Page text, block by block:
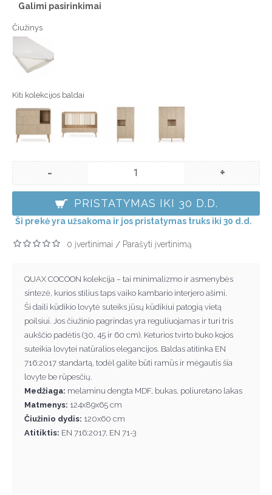
Galimi pasirinkimai
Čiužinys
Kiti kolekcijos baldai
- +
PRISTATYMAS IKI 30 D.D.
Ši prekė yra užsakoma ir jos pristatymas truks iki 30 d.d.
0 įvertinimai / Parašyti įvertinimą
QUAX COCOON kolekcija – tai minimalizmo ir asmenybės
sintezė, kurios stilius taps vaiko kambario interjero ašimi.
Ši daili kūdikio lovytė suteiks jūsų kūdikiui patogią vietą
poilsiui. Jos čiužinio pagrindas yra reguliuojamas ir turi tris
aukščio padėtis (30, 45 ir 60 cm). Keturios tvirto buko kojos
suteikia lovytei natūralios elegancijos. Baldas atitinka EN
716:2017 standartą, todėl galite būti ramūs ir mėgautis šia
lovyte be rūpesčių.
Medžiaga: melaminu dengta MDF, bukas, poliuretano lakas
Matmenys: 124x89x65 cm
Čiužinio dydis: 120x60 cm
Atitiktis: EN 716:2017, EN 71-3